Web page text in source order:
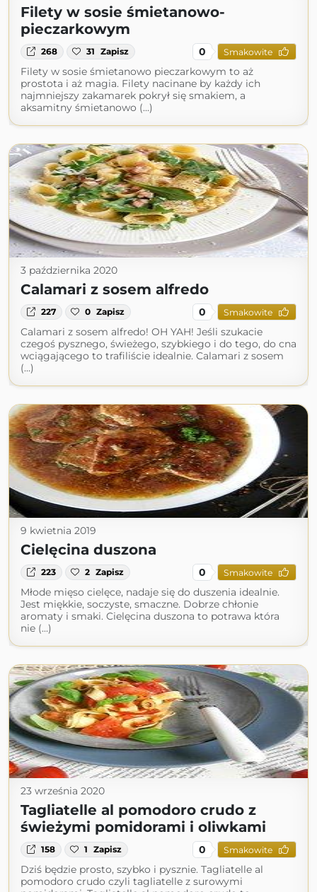
Filety w sosie śmietanowo-
pieczarkowym
268 31 Zapisz 0 Smakowite
Filety w sosie śmietanowo pieczarkowym to aż
prostota i aż magia. Filety nacinane by każdy ich
najmniejszy zakamarek pokrył się smakiem, a
aksamitny śmietanowo (...)
3 października 2020
Calamari z sosem alfredo
227 0 Zapisz 0 Smakowite
Calamari z sosem alfredo! OH YAH! Jeśli szukacie
czegoś pysznego, świeżego, szybkiego i do tego, do cna
wciągającego to trafiliście idealnie. Calamari z sosem
(...)
9 kwietnia 2019
Cielęcina duszona
223 2 Zapisz 0 Smakowite
Młode mięso cielęce, nadaje się do duszenia idealnie.
Jest miękkie, soczyste, smaczne. Dobrze chłonie
aromaty i smaki. Cielęcina duszona to potrawa która
nie (...)
23 września 2020
Tagliatelle al pomodoro crudo z
świeżymi pomidorami i oliwkami
158 1 Zapisz 0 Smakowite
Dziś będzie prosto, szybko i pysznie. Tagliatelle al
pomodoro crudo czyli tagliatelle z surowymi